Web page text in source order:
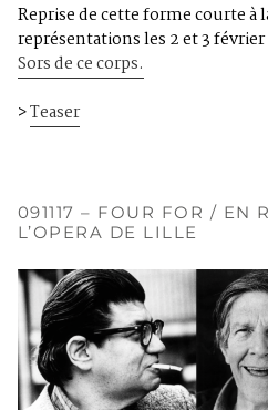
Reprise de cette forme courte à
représentations les 2 et 3
Sors de ce corps.
>Teaser
091117 – FOUR FOR / EN
L’OPERA DE LILLE